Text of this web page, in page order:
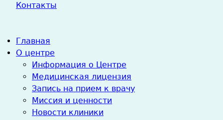
Контакты
Главная
О центре
Информация о Центре
Медицинская лицензия
Запись на прием к врачу
Миссия и ценности
Новости клиники